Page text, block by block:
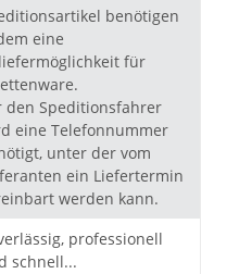
benötigen
eine
für
den Speditionsfahrer
eine Telefonnummer
unter der vom
ein Liefertermin
werden kann.
professionell
schnell...